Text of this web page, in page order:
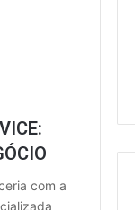
com a